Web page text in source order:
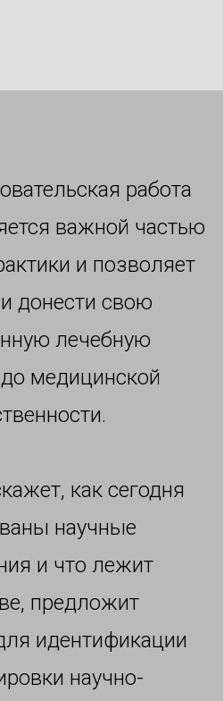
работа
важной частью
и позволяет
донести свою
лечебную
медицинской
как сегодня
научные
и что лежит
предложит
идентификации
научно-